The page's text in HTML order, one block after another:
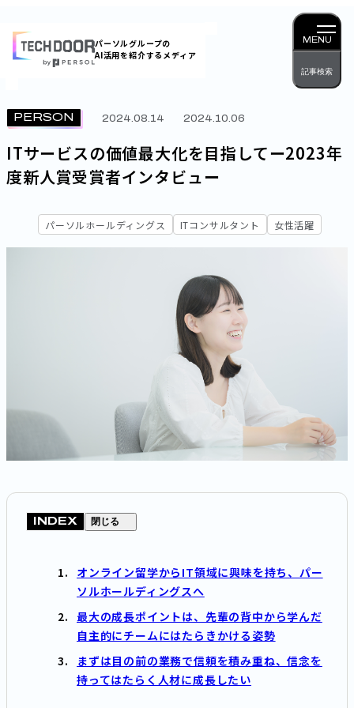
容
を
キッ
プ
パーソルグループの
AI活用を紹介するメディア
MENU
記事検索
PERSON 2024.08.14 2024.10.06
ITサービスの価値最大化を目指してー2023年
度新人賞受賞者インタビュー
パーソルホールディングス ITコンサルタント 女性活躍
INDEX 閉じる
オンライン留学からIT領域に興味を持ち、パー
ソルホールディングスへ
最大の成長ポイントは、先輩の背中から学んだ
自主的にチームにはたらきかける姿勢
まずは目の前の業務で信頼を積み重ね、信念を
持ってはたらく人材に成長したい